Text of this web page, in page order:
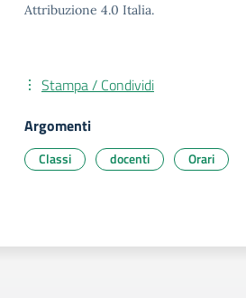
Attribuzione 4.0 Italia.
Stampa / Condividi
Argomenti
Classi docenti Orari